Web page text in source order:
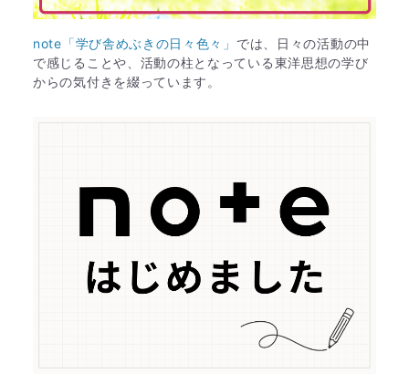
note「学び舎めぶきの日々色々」 では、日々の活動の中
で感じることや、活動の柱となっている東洋思想の学び
からの気付きを綴っています。